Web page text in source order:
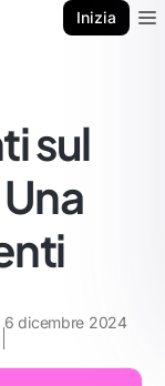
Inizia
sul
6 dicembre 2024